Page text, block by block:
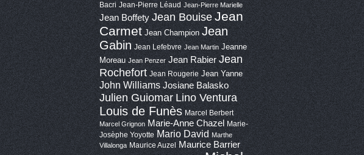
Bacri Jean-Pierre Léaud Jean-Pierre Marielle
Jean Boffety Jean BouiseJean
Carmet Jean Champion Jean
Gabin Jean Lefebvre Jean Martin Jeanne
Moreau Jean Penzer Jean Rabier Jean
Rochefort Jean Rougerie Jean Yanne
John Williams Josiane Balasko
Julien Guiomar Lino Ventura
Louis de Funès Marcel Berbert
Marcel Grignon Marie-Anne Chazel
Marie-
Josèphe Yoyotte Mario David Marthe
Villalonga Maurice Auzel Maurice Barrier